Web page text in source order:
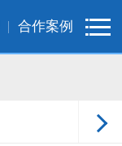
合作案例